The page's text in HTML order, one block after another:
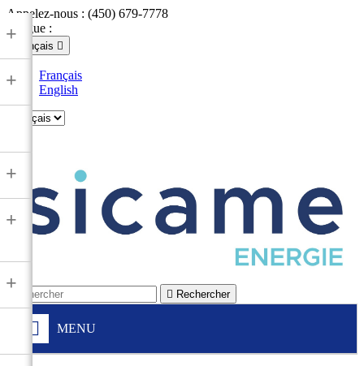
Appelez-nous : (450) 679-7778
Langue :
Français 
Français
English
 Rechercher
MENU
+
+
+
+
+